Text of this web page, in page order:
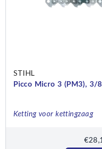
STIHL
Picco Micro 3 (PM3), 3/
Ketting voor kettingzaag
€